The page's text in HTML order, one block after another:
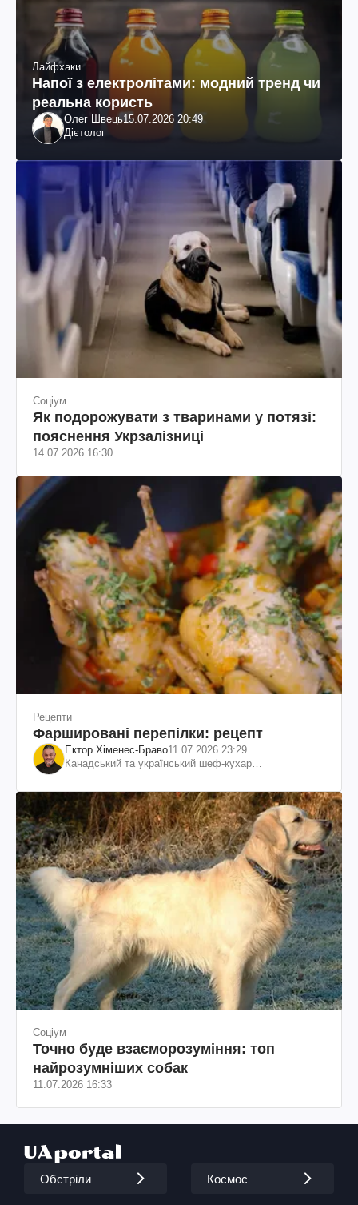
Лайфхаки
Напої з електролітами: модний тренд чи
реальна користь
Олег Швець15.07.2026 20:49
Дієтолог
Соціум
Як подорожувати з тваринами у потязі:
пояснення Укрзалізниці
14.07.2026 16:30
Рецепти
Фаршировані перепілки: рецепт
Ектор Хіменес-Браво11.07.2026 23:29
Канадський та український шеф-кухар
Соціум
Точно буде взаєморозуміння: топ
найрозумніших собак
11.07.2026 16:33
Обстріли Космос